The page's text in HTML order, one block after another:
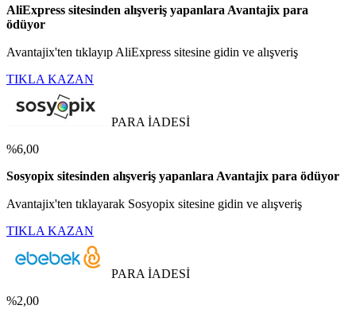
AliExpress sitesinden alışveriş yapanlara Avantajix para
ödüyor
Avantajix'ten tıklayıp AliExpress sitesine gidin ve alışveriş
TIKLA KAZAN
PARA İADESİ
%6,00
Sosyopix sitesinden alışveriş yapanlara Avantajix para ödüyor
Avantajix'ten tıklayarak Sosyopix sitesine gidin ve alışveriş
TIKLA KAZAN
PARA İADESİ
%2,00